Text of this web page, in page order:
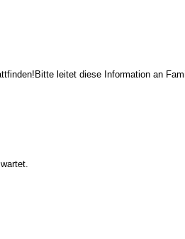
leitet diese Information an